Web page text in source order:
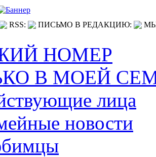
RSS: ПИСЬМО В РЕДАКЦИЮ:
НОМЕР
В МОЕЙ
лица
новости